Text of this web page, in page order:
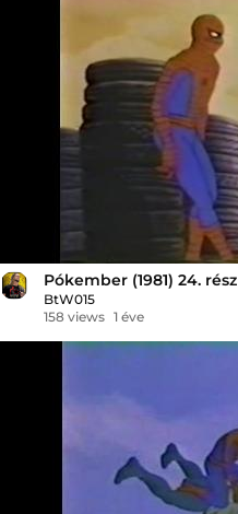
Pókember (1981) 24. rész
BtW015
158 views 1 éve